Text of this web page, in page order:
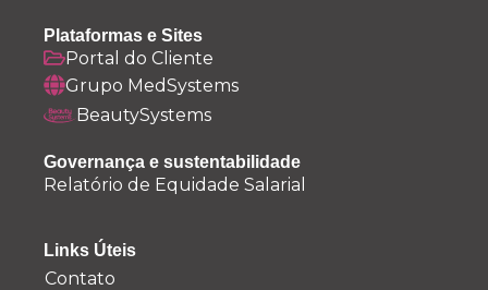
Plataformas e Sites
Portal do Cliente
Grupo MedSystems
BeautySystems
Governança e sustentabilidade
Relatório de Equidade Salarial
Links Úteis
Contato